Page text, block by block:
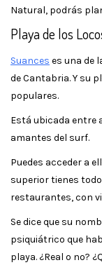
Natural, podrás
Playa de los
Suances es una de
de Cantabria. Y su
populares.
Está ubicada entre
amantes del surf.
Puedes acceder a
superior tienes
restaurantes, con
Se dice que su
psiquiátrico que
playa. ¿Real o no?